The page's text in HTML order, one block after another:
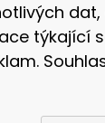
týkající